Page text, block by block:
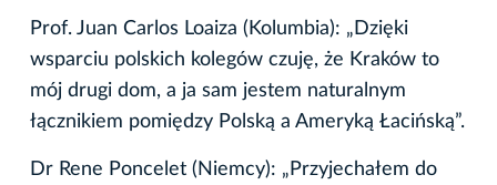
Prof. Juan Carlos Loaiza (Kolumbia): „Dzięki
wsparciu polskich kolegów czuję, że Kraków to
mój drugi dom, a ja sam jestem naturalnym
łącznikiem pomiędzy Polską a Ameryką Łacińską”.
Dr Rene Poncelet (Niemcy): „Przyjechałem do